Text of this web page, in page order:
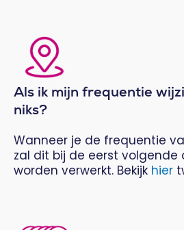
Als ik mijn frequentie
niks?
Wanneer je de frequentie
zal dit bij de eerst volgende
worden verwerkt. Bekijk hier